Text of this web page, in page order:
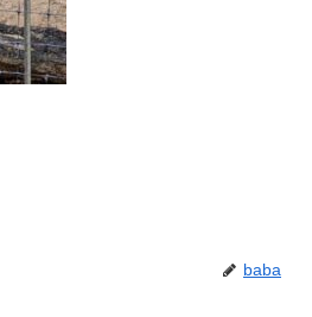
baba